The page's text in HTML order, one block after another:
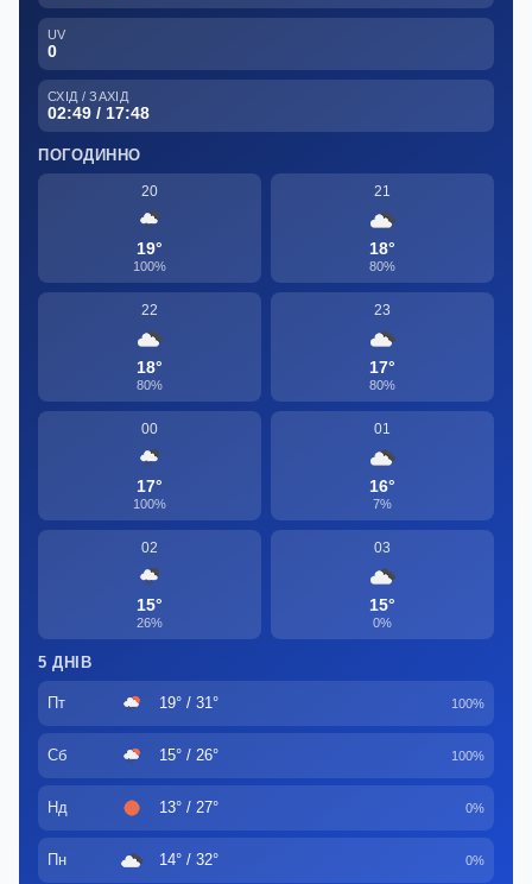
UV
0
СХІД / ЗАХІД
02:49 / 17:48
ПОГОДИННО
20
19°
100%
21
18°
80%
22
18°
80%
23
17°
80%
00
17°
100%
01
16°
7%
02
15°
26%
03
15°
0%
5 ДНІВ
Пт 19° / 31° 100%
Сб 15° / 26° 100%
Нд 13° / 27° 0%
Пн 14° / 32° 0%